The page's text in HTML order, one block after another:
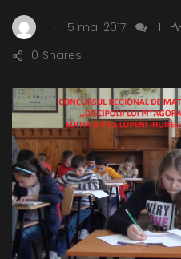
. 5 mai 2017 1
Shares
0